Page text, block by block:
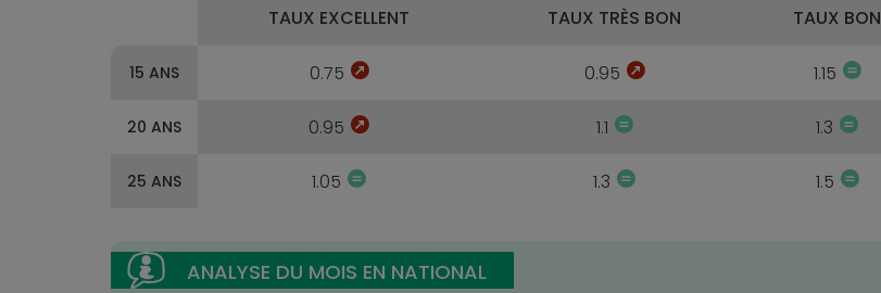
TAUX EXCELLENT TAUX TRÈS BON TAUX BON
15 ANS 0.75 0.95 1.15
20 ANS 0.95 1.1 1.3
25 ANS 1.05 1.3 1.5